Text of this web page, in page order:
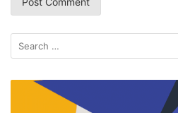
Search
for: